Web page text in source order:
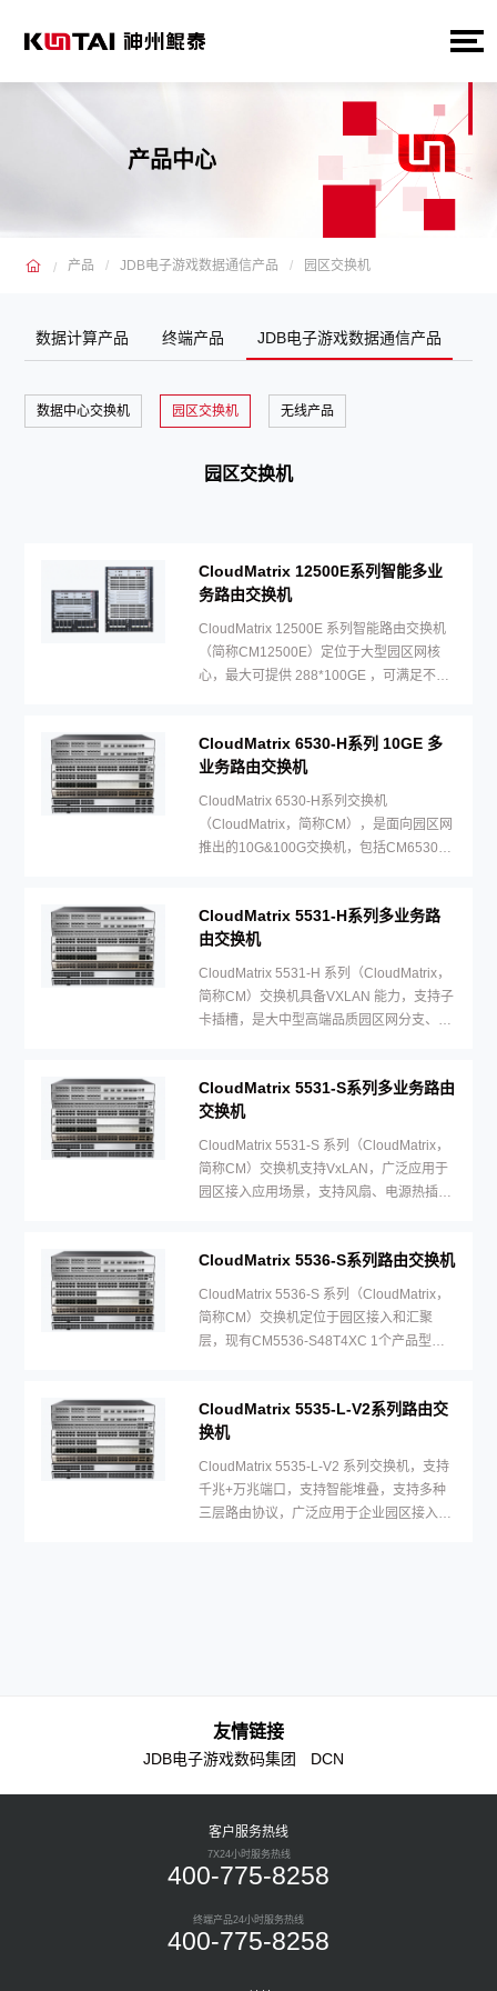
产品中心
产品 JDB电子游戏数据通信产品 园区交换机
数据计算产品 终端产品 JDB电子游戏数据通信产品
数据中心交换机 园区交换机 无线产品
园区交换机
CloudMatrix 12500E系列智能多业
务路由交换机
CloudMatrix 12500E 系列智能路由交换机
（简称CM12500E）定位于大型园区网核
心，最大可提供 288*100GE ，可满足不同
CloudMatrix 6530-H系列 10GE 多
业务路由交换机
CloudMatrix 6530-H系列交换机
（CloudMatrix，简称CM），是面向园区网
推出的10G&100G交换机，包括CM6530-
CloudMatrix 5531-H系列多业务路
由交换机
CloudMatrix 5531-H 系列（CloudMatrix，
简称CM）交换机具备VXLAN 能力，支持子
卡插槽，是大中型高端品质园区网分支、小
CloudMatrix 5531-S系列多业务路由
交换机
CloudMatrix 5531-S 系列（CloudMatrix，
简称CM）交换机支持VxLAN，广泛应用于
园区接入应用场景，支持风扇、电源热插
CloudMatrix 5536-S系列路由交换机
CloudMatrix 5536-S 系列（CloudMatrix，
简称CM）交换机定位于园区接入和汇聚
层，现有CM5536-S48T4XC 1个产品型
CloudMatrix 5535-L-V2系列路由交
换机
CloudMatrix 5535-L-V2 系列交换机，支持
千兆+万兆端口，支持智能堆叠，支持多种
三层路由协议，广泛应用于企业园区接入等
友情链接
JDB电子游戏数码集团 DCN
客户服务热线
7X24小时服务热线
400-775-8258
终端产品24小时服务热线
400-775-8258